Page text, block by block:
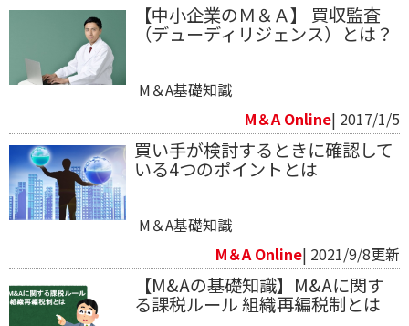
【中小企業のＭ＆Ａ】 買収監査
（デューディリジェンス）とは？
M＆A基礎知識
M＆A Online| 2017/1/5
買い手が検討するときに確認して
いる4つのポイントとは
M＆A基礎知識
M＆A Online| 2021/9/8更新
【M&Aの基礎知識】M&Aに関す
る課税ルール 組織再編税制とは